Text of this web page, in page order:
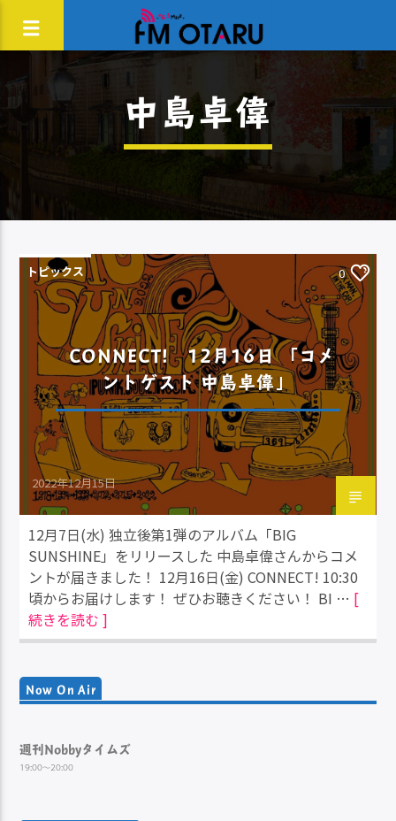
中島卓偉
トピックス 0
CONNECT! 12月16日 「コメ
ントゲスト 中島卓偉」
2022年12月15日
12月7日(水) 独立後第1弾のアルバム「BIG
SUNSHINE」をリリースした 中島卓偉さんからコメ
ントが届きました！ 12月16日(金) CONNECT! 10:30
頃からお届けします！ ぜひお聴きください！ BI … [
続きを読む ]
Now On Air
週刊Nobbyタイムズ
19:00～20:00